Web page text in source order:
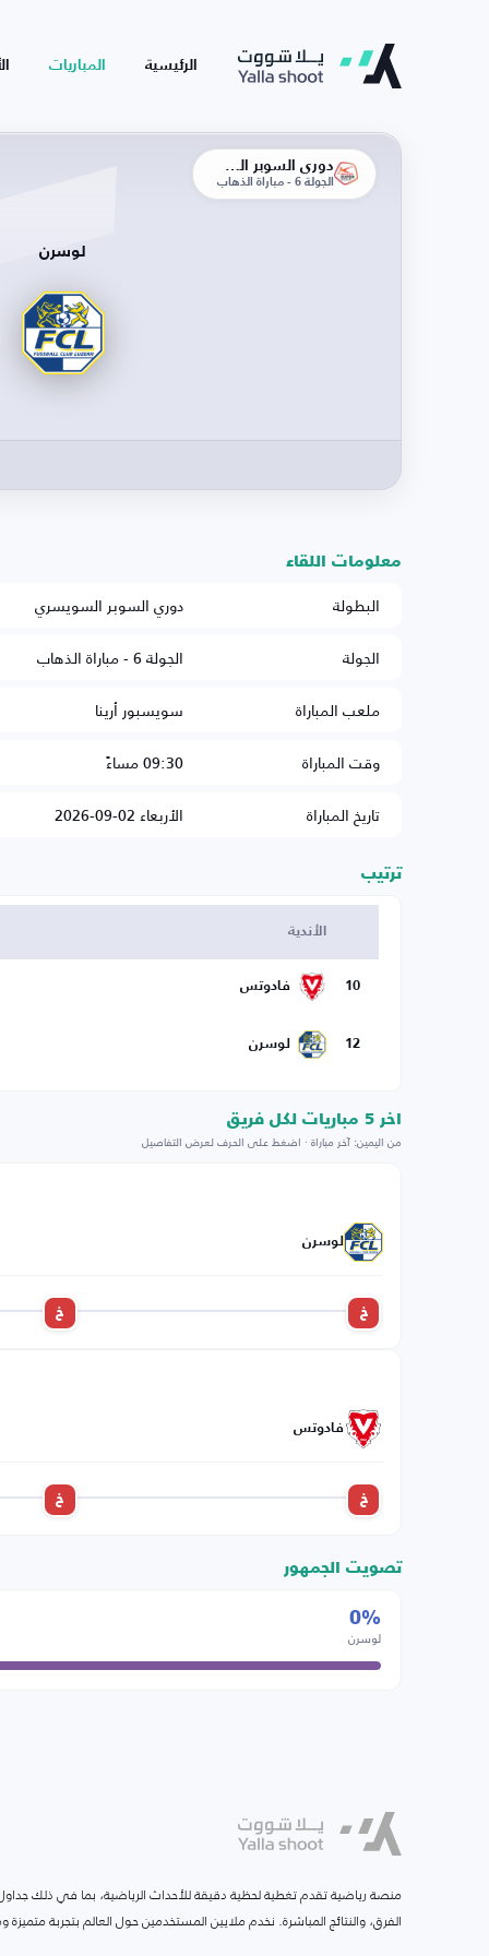
الرئيسية المباريات
الجولة 6 - مباراة الذهاب
لوسرن
معلومات اللقاء
البطولة
دوري السوبر السويسري
الجولة
الجولة 6 - مباراة الذهاب
ملعب المباراة
سويسبور أرينا
وقت المباراة
09:30 مساءً
تاريخ المباراة
الأربعاء 02-09-2026
ترتيب
الأندية
10 فادوتس
12 لوسرن
اخر 5 مباريات لكل فريق
من اليمين: آخر مباراة · اضغط على الحرف لعرض التفاصيل
لوسرن
خ خ
فادوتس
خ خ
تصويت الجمهور
0%
لوسرن
منصة رياضية تقدم تغطية لحظية دقيقة للأحداث الرياضية، بما في ذلك جداول
الفرق، والنتائج المباشرة. نخدم ملايين المستخدمين حول العالم بتجربة